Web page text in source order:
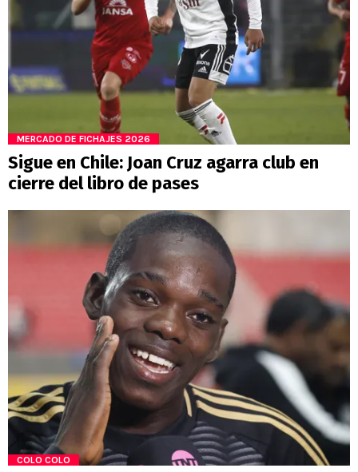
MERCADO DE FICHAJES 2026
Sigue en Chile: Joan Cruz agarra club en
cierre del libro de pases
COLO COLO